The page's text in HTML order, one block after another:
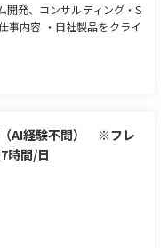
開発、コンサルティング・S
事内容 ・自社製品をクライ
（AI経験不問） ※フレ
時間/日